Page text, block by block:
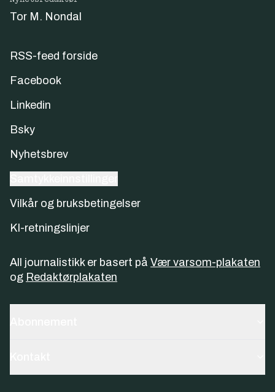
Tor M. Nondal
RSS-feed forside
Facebook
Linkedin
Bsky
Nyhetsbrev
Vilkår og bruksbetingelser
KI-retningslinjer
All journalistikk er basert på Vær varsom-plakaten
og Redaktørplakaten